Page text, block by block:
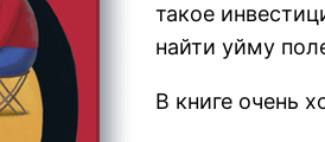
такое
найти уйму
В книге очень